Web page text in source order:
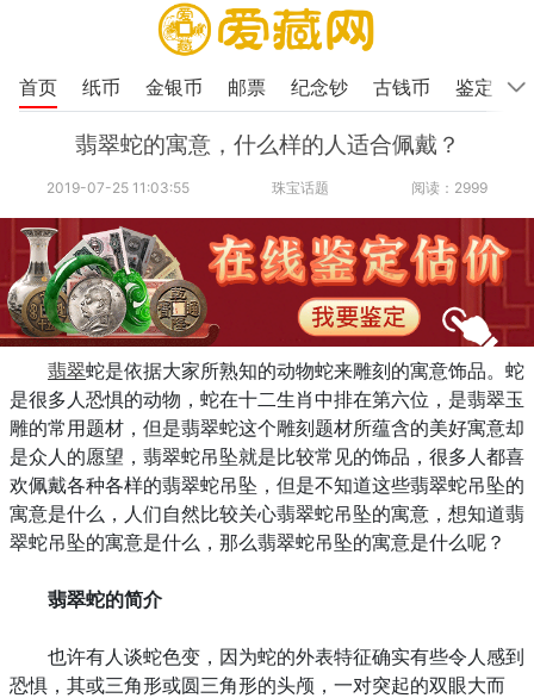
首页 纸币 金银币 邮票 纪念钞 古钱币 鉴定
翡翠蛇的寓意，什么样的人适合佩戴？
2019-07-25 11:03:55 珠宝话题 阅读：2999
翡翠蛇是依据大家所熟知的动物蛇来雕刻的寓意饰品。蛇
是很多人恐惧的动物，蛇在十二生肖中排在第六位，是翡翠玉
雕的常用题材，但是翡翠蛇这个雕刻题材所蕴含的美好寓意却
是众人的愿望，翡翠蛇吊坠就是比较常见的饰品，很多人都喜
欢佩戴各种各样的翡翠蛇吊坠，但是不知道这些翡翠蛇吊坠的
寓意是什么，人们自然比较关心翡翠蛇吊坠的寓意，想知道翡
翠蛇吊坠的寓意是什么，那么翡翠蛇吊坠的寓意是什么呢？
翡翠蛇的简介
也许有人谈蛇色变，因为蛇的外表特征确实有些令人感到
恐惧，其或三角形或圆三角形的头颅，一对突起的双眼大而